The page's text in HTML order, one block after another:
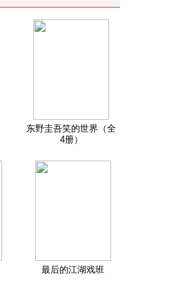
东野圭吾笑的世界（全
4册）
最后的江湖戏班